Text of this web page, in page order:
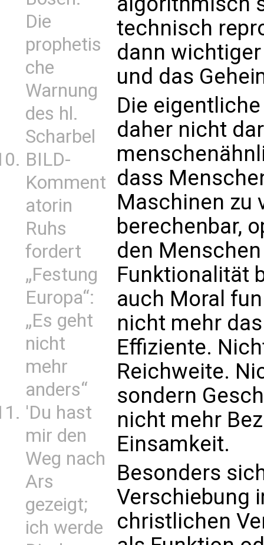
Die
prophetis
che
Warnung
des hl.
Scharbel
BILD-
Komment
atorin
Ruhs
fordert
„Festung
Europa“:
„Es geht
nicht
mehr
anders“
'Du hast
mir den
Weg nach
Ars
gezeigt;
ich werde
technisch
dann
und das
Die
daher nicht
dass
Maschinen zu
berechenbar,
den
Funktionalität
auch Moral
nicht mehr
Effiziente.
Reichweite.
sondern
nicht mehr
Einsamkeit.
Besonders
Verschiebung
christlichen